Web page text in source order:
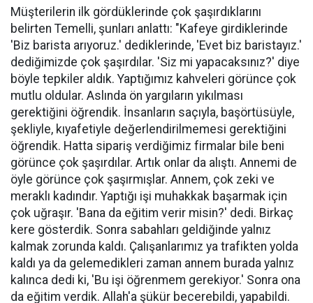
Müşterilerin ilk gördüklerinde çok şaşırdıklarını
belirten Temelli, şunları anlattı: "Kafeye girdiklerinde
'Biz barista arıyoruz.' dediklerinde, 'Evet biz baristayız.'
dediğimizde çok şaşırdılar. 'Siz mi yapacaksınız?' diye
böyle tepkiler aldık. Yaptığımız kahveleri görünce çok
mutlu oldular. Aslında ön yargıların yıkılması
gerektiğini öğrendik. İnsanların saçıyla, başörtüsüyle,
şekliyle, kıyafetiyle değerlendirilmemesi gerektiğini
öğrendik. Hatta sipariş verdiğimiz firmalar bile beni
görünce çok şaşırdılar. Artık onlar da alıştı. Annemi de
öyle görünce çok şaşırmışlar. Annem, çok zeki ve
meraklı kadındır. Yaptığı işi muhakkak başarmak için
çok uğraşır. 'Bana da eğitim verir misin?' dedi. Birkaç
kere gösterdik. Sonra sabahları geldiğinde yalnız
kalmak zorunda kaldı. Çalışanlarımız ya trafikten yolda
kaldı ya da gelemedikleri zaman annem burada yalnız
kalınca dedi ki, 'Bu işi öğrenmem gerekiyor.' Sonra ona
da eğitim verdik. Allah'a şükür becerebildi, yapabildi.